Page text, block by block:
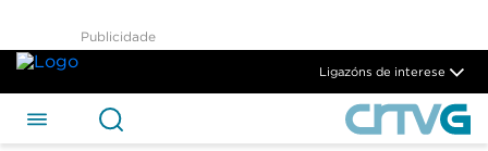
Publicidade
Ligazóns de interese